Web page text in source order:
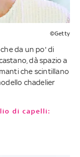
©Getty
da un po' di
dà spazio a
che scintillano
chadelier